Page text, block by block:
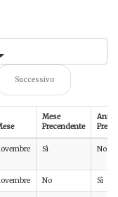
Successivo
Mese
Precendente
Anno
Sì No
No Sì